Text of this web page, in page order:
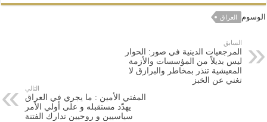
الوسوم العراق
السابق
المرجعيات الدينية في صور: الحوار
ليس بديلاً من المؤسسات والأزمة
المعيشية تنذر بمخاطر والبرازق لا
تغني عن الخبز
التالي
المفتي الأمين : ما يجري في العراق
يهدّد مستقبله و على أولي الأمر
سياسيين و روحيين تدارك الفتنة